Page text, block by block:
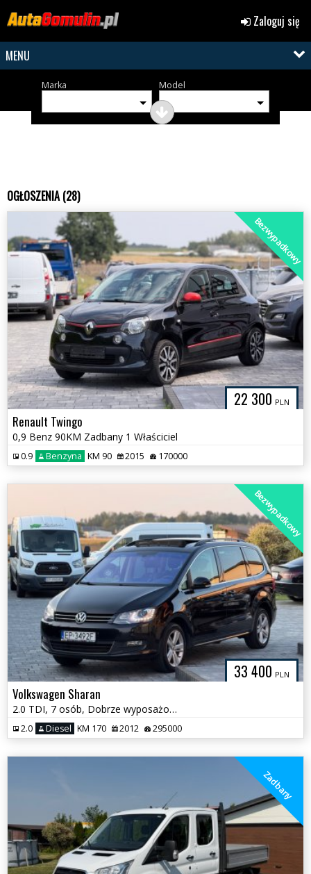
Zaloguj się
MENU
Marka Model
OGŁOSZENIA (28)
22 300 PLN
Bezwypadkowy
Renault Twingo
0,9 Benz 90KM Zadbany 1 Właściciel
0.9 Benzyna KM 90 2015 170000
33 400 PLN
Bezwypadkowy
Volkswagen Sharan
2.0 TDI, 7 osób, Dobrze wyposażony, Zadbany
2.0 Diesel KM 170 2012 295000
Zadbany